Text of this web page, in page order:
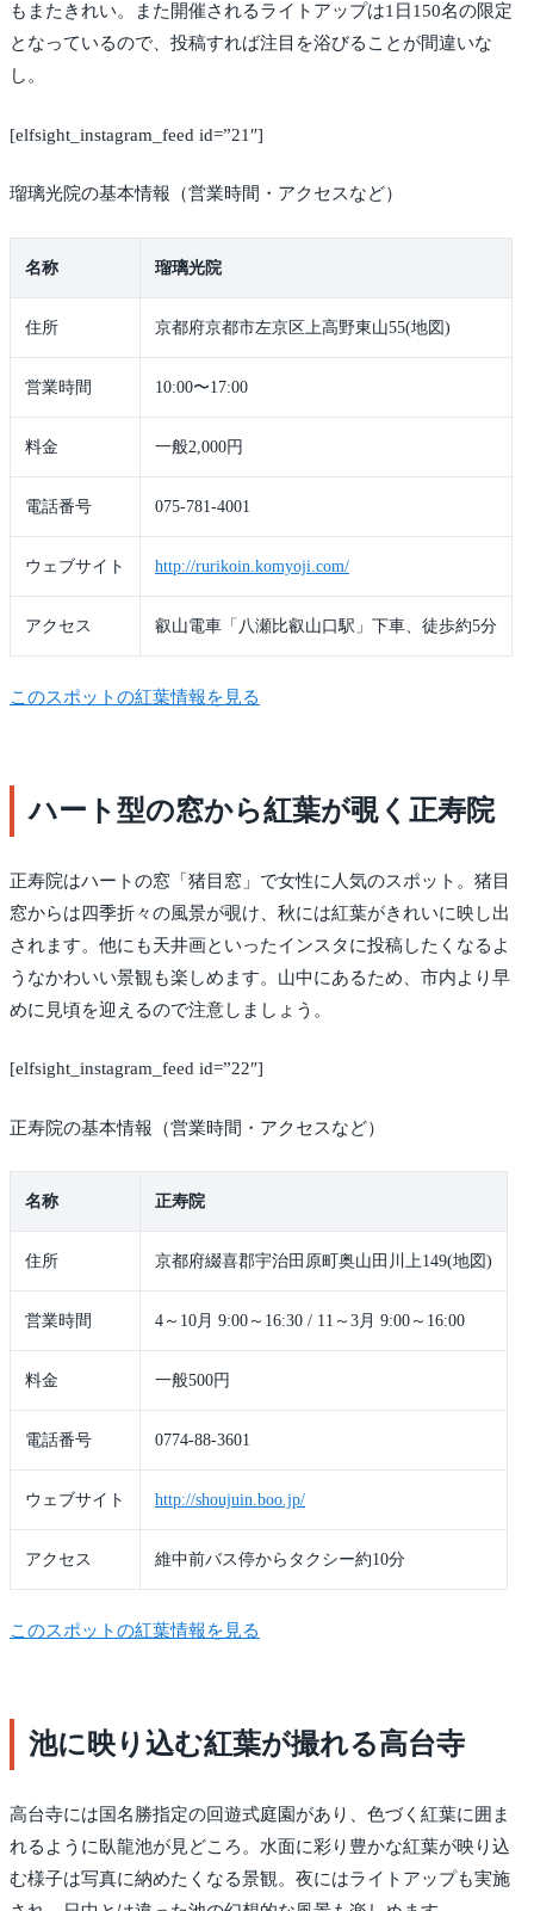
もまたきれい。また開催されるライトアップは1日150名の限定
となっているので、投稿すれば注目を浴びることが間違いな
し。
[elfsight_instagram_feed id=”21″]
瑠璃光院の基本情報（営業時間・アクセスなど）
名称 瑠璃光院
住所 京都府京都市左京区上高野東山55(地図)
営業時間 10:00〜17:00
料金 一般2,000円
電話番号 075-781-4001
ウェブサイト http://rurikoin.komyoji.com/
アクセス 叡山電車「八瀬比叡山口駅」下車、徒歩約5分
このスポットの紅葉情報を見る
ハート型の窓から紅葉が覗く正寿院
正寿院はハートの窓「猪目窓」で女性に人気のスポット。猪目
窓からは四季折々の風景が覗け、秋には紅葉がきれいに映し出
されます。他にも天井画といったインスタに投稿したくなるよ
うなかわいい景観も楽しめます。山中にあるため、市内より早
めに見頃を迎えるので注意しましょう。
[elfsight_instagram_feed id=”22″]
正寿院の基本情報（営業時間・アクセスなど）
名称 正寿院
住所 京都府綴喜郡宇治田原町奥山田川上149(地図)
営業時間 4～10月 9:00～16:30 / 11～3月 9:00～16:00
料金 一般500円
電話番号 0774-88-3601
ウェブサイト http://shoujuin.boo.jp/
アクセス 維中前バス停からタクシー約10分
このスポットの紅葉情報を見る
池に映り込む紅葉が撮れる高台寺
高台寺には国名勝指定の回遊式庭園があり、色づく紅葉に囲ま
れるように臥龍池が見どころ。水面に彩り豊かな紅葉が映り込
む様子は写真に納めたくなる景観。夜にはライトアップも実施